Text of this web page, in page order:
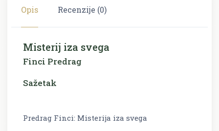
Opis Recenzije (0)
Misterij iza svega
Finci Predrag
Sažetak
Predrag Finci: Misterija iza svega